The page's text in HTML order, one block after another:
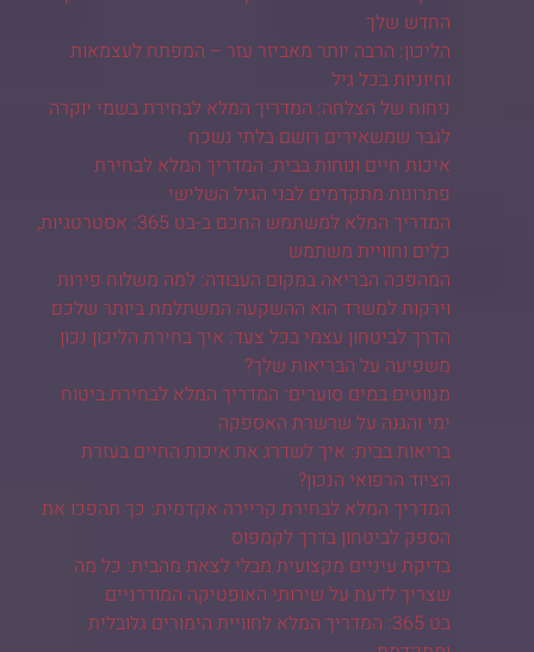
החדש שלך
הליכון: הרבה יותר מאביזר עזר – המפתח לעצמאות
וחיוניות בכל גיל
ניחוח של הצלחה: המדריך המלא לבחירת בשמי יוקרה
לגבר שמשאירים רושם בלתי נשכח
איכות חיים ונוחות בבית: המדריך המלא לבחירת
פתרונות מתקדמים לבני הגיל השלישי
המדריך המלא למשתמש החכם ב-בט 365: אסטרטגיות,
כלים וחוויית משתמש
המהפכה הבריאה במקום העבודה: למה משלוח פירות
וירקות למשרד הוא ההשקעה המשתלמת ביותר שלכם
הדרך לביטחון עצמי בכל צעד: איך בחירת הליכון נכון
משפיעה על הבריאות שלך?
מנווטים במים סוערים: המדריך המלא לבחירת ביטוח
ימי והגנה על שרשרת האספקה
בריאות בבית: איך לשדרג את איכות החיים בעזרת
הציוד הרפואי הנכון?
המדריך המלא לבחירת קריירה אקדמית: כך תהפכו את
הספק לביטחון בדרך לקמפוס
בדיקת עיניים מקצועית מבלי לצאת מהבית: כל מה
שצריך לדעת על שירותי האופטיקה המודרניים
בט 365: המדריך המלא לחוויית הימורים גלובלית